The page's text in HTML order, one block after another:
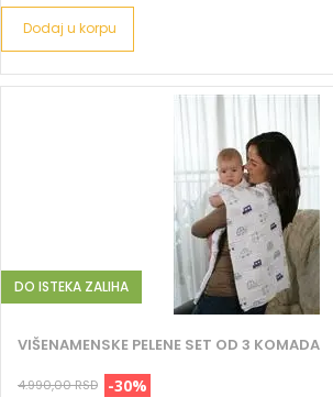
Dodaj u korpu
DO ISTEKA ZALIHA
VIŠENAMENSKE PELENE SET OD 3 KOMADA
4.990,00 RSD -30%